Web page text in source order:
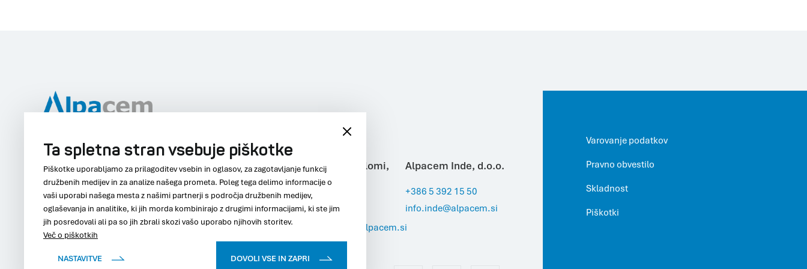
Alpacem Cement, d.d.
+386 5 39 21 000
info.cement@alpacem.si
Alpacem Beton, d.o.o.
+386 5 663 26 63
info.beton@alpacem.si
Alpacem Kamnolomi,
d.o.o.
+386 5 392 12 12
info.kamnolomi@alpacem.si
Alpacem Inde, d.o.o.
+386 5 392 15 50
info.inde@alpacem.si
Varovanje podatkov
Pravno obvestilo
Skladnost
Piškotki
Ta spletna stran vsebuje piškotke
Piškotke uporabljamo za prilagoditev vsebin in oglasov, za zagotavljanje funkcij
družbenih medijev in za analize našega prometa. Poleg tega delimo informacije o
vaši uporabi našega mesta z našimi partnerji s področja družbenih medijev,
oglaševanja in analitike, ki jih morda kombinirajo z drugimi informacijami, ki ste jim
jih posredovali ali pa so jih zbrali skozi vašo uporabo njihovih storitev.
Več o piškotkih
NASTAVITVE DOVOLI VSE IN ZAPRI